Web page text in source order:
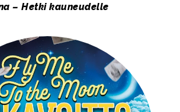
– Hetki kauneudelle